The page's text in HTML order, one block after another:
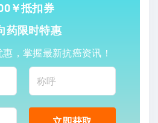
￥抵扣券
药限时特惠
，掌握最新抗癌资讯！